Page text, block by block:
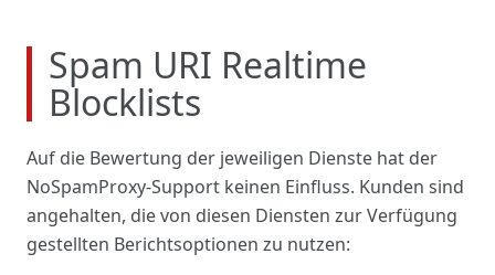
Spam URI Realtime
Blocklists
Auf die Bewertung der jeweiligen Dienste hat der
NoSpamProxy-Support keinen Einfluss. Kunden sind
angehalten, die von diesen Diensten zur Verfügung
gestellten Berichtsoptionen zu nutzen: